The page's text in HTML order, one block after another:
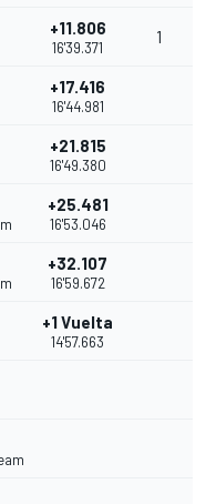
+11.806
16'39.371
1
+17.416
16'44.981
+21.815
16'49.380
+25.481
16'53.046
+32.107
16'59.672
+1 Vuelta
14'57.663